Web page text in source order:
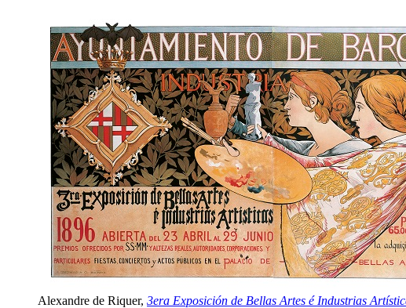
Alexandre de Riquer, 3era Exposición de Bellas Artes é Industrias